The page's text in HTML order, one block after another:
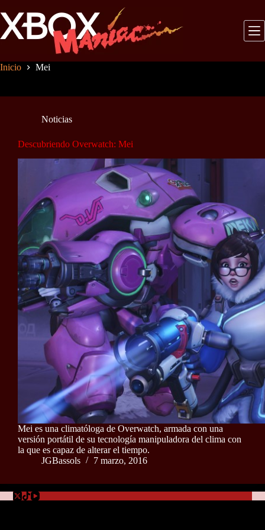
al
contenido
Inicio Mei
Noticias
Descubriendo Overwatch: Mei
Mei es una climatóloga de Overwatch, armada con una
versión portátil de su tecnología manipuladora del clima con
la que es capaz de alterar el tiempo.
JGBassols
7 marzo, 2016